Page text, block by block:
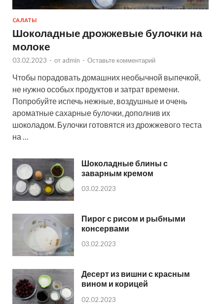
САЛАТЫ
Шоколадные дрожжевые булочки на
молоке
03.02.2023 - от admin - Оставьте комментарий
Чтобы порадовать домашних необычной выпечкой,
не нужно особых продуктов и затрат времени.
Попробуйте испечь нежные, воздушные и очень
ароматные сахарные булочки, дополнив их
шоколадом. Булочки готовятся из дрожжевого теста
на …
Шоколадные блины с
заварным кремом
03.02.2023
Пирог с рисом и рыбными
консервами
03.02.2023
Десерт из вишни с красным
вином и корицей
02.02.2023